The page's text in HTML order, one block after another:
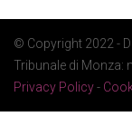
© Copyright 2022 -
Tribunale di Monza:
Privacy Policy-